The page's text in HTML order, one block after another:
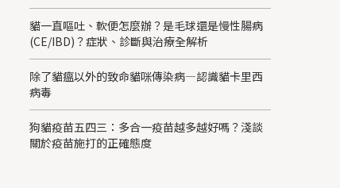
貓一直嘔吐、軟便怎麼辦？是毛球還是慢性腸病
(CE/IBD)？症狀、診斷與治療全解析
除了貓瘟以外的致命貓咪傳染病—認識貓卡里西
病毒
狗貓疫苗五四三：多合一疫苗越多越好嗎？淺談
關於疫苗施打的正確態度